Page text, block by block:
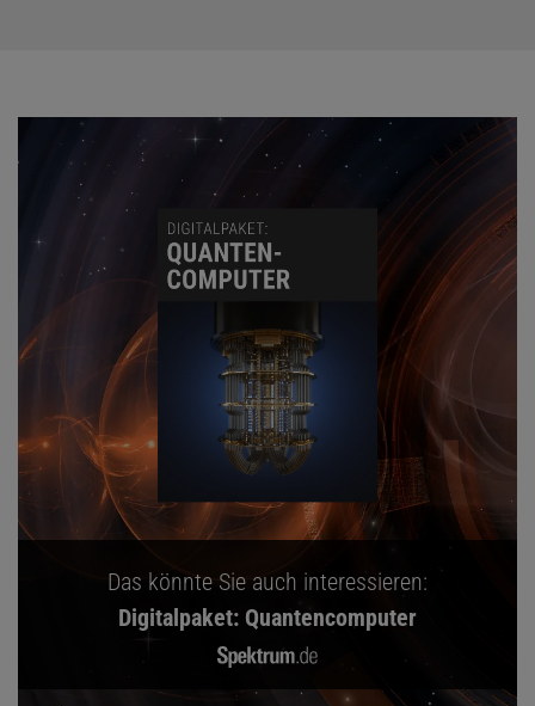
Das könnte Sie auch interessieren:
Digitalpaket: Quantencomputer